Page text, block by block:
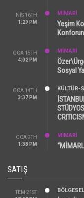
NIS 16TH
1:29 PM
MİMARİ
Yeşim
OCA 15TH
4:02 PM
MİMARİ
Sosyal
OCA 14TH
3:37 PM
KÜLTÜR-
OCA 9TH
1:38 PM
MİMARİ
SATIŞ
TEM 21ST
BÖLGESEL